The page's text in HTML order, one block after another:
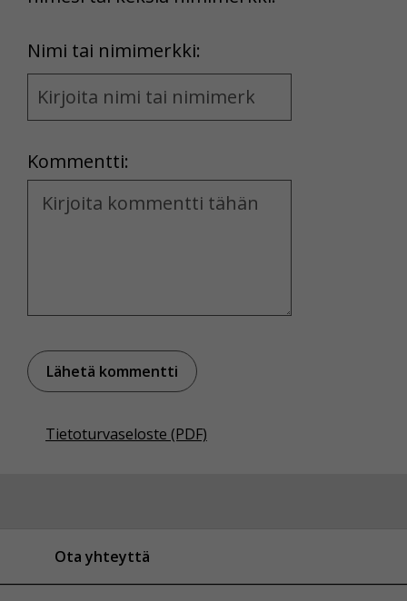
Nimi tai nimimerkki:
Name
and
Kommentti:
Kommentti
Tietoturvaseloste (PDF)
Ota yhteyttä